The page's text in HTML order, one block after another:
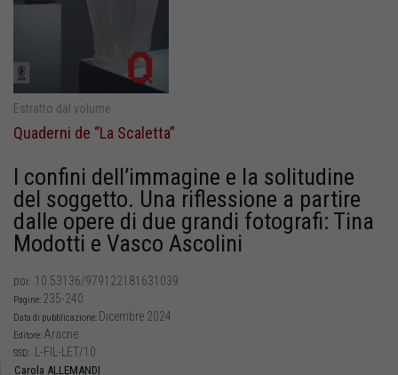
Estratto dal volume
Quaderni de “La Scaletta”
I confini dell’immagine e la solitudine
del soggetto. Una riflessione a partire
dalle opere di due grandi fotografi: Tina
Modotti e Vasco Ascolini
DOI: 10.53136/979122181631039
Pagine: 235-240
Data di pubblicazione: Dicembre 2024
Editore: Aracne
SSD: L-FIL-LET/10
Carola ALLEMANDI